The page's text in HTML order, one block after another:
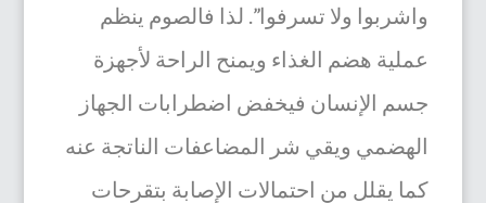
واشربوا ولا تسرفوا”. لذا فالصوم ينظم
عملية هضم الغذاء ويمنح الراحة لأجهزة
جسم الإنسان فيخفض اضطرابات الجهاز
الهضمي ويقي شر المضاعفات الناتجة عنه
كما يقلل من احتمالات الإصابة بتقرحات